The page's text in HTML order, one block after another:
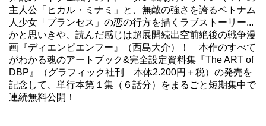
主人公「ヒカル・ミナミ」と、無敵の強さを誇るベトナム
人少女「プランセス」の恋の行方を描くラブストーリー...
かと思いきや、読んだ感じは超展開続出空前絶後の戦争漫
画『ディエンビエンフー』（西島大介）！ 本作のすべて
がわかる魂のアートブック&完全設定資料集『The ART of
DBP』（グラフィック社刊 本体2.200円＋税）の発売を
記念して、単行本第１集（６話分）をまるごと短期集中で
連続無料公開！